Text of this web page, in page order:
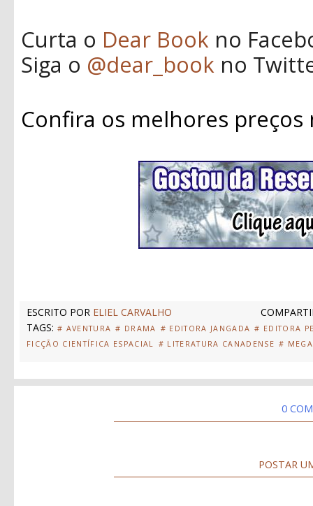
Curta o Dear Book no
Siga o @dear_book no
Confira os melhores preços
ESCRITO POR ELIEL CARVALHO
TAGS: # AVENTURA # DRAMA # EDITORA JANGADA # EDITORA
FICÇÃO CIENTÍFICA ESPACIAL
# LITERATURA CANADENSE #
0
POSTAR